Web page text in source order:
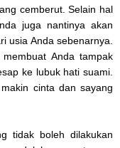
cemberut. Selain hal
juga nantinya akan
usia Anda sebenarnya.
Anda tampak
ke lubuk hati suami.
cinta dan sayang
tidak boleh dilakukan